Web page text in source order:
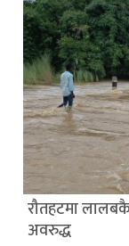
रौतहटमा
अवरुद्ध